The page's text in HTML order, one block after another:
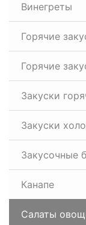
Винегреты
Горячие
Горячие
Закуски
Закуски
Закусочные
Канапе
Салаты